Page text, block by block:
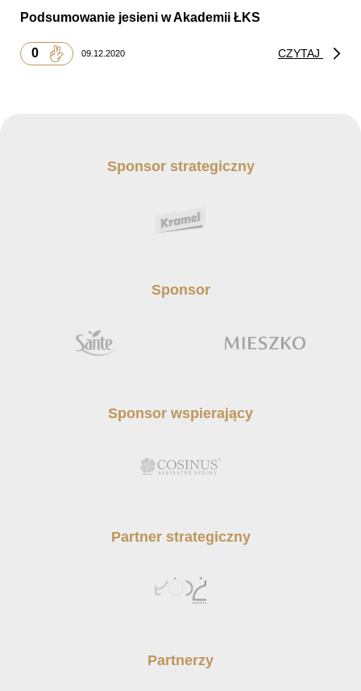
Podsumowanie jesieni w Akademii ŁKS
0 09.12.2020 CZYTAJ
Sponsor strategiczny
Sponsor
Sponsor wspierający
Partner strategiczny
Partnerzy